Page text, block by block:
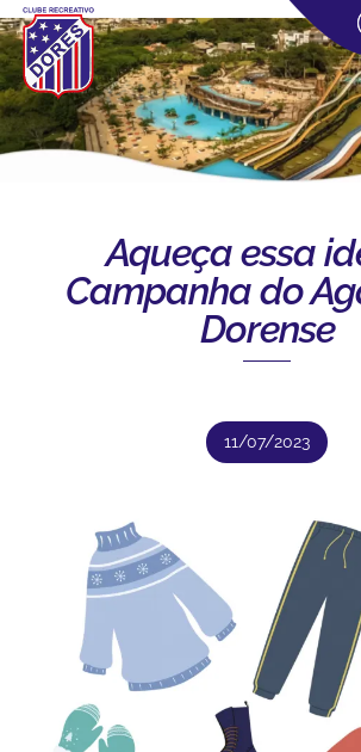
Aqueça essa
Campanha do
Dorense
11/07/2023